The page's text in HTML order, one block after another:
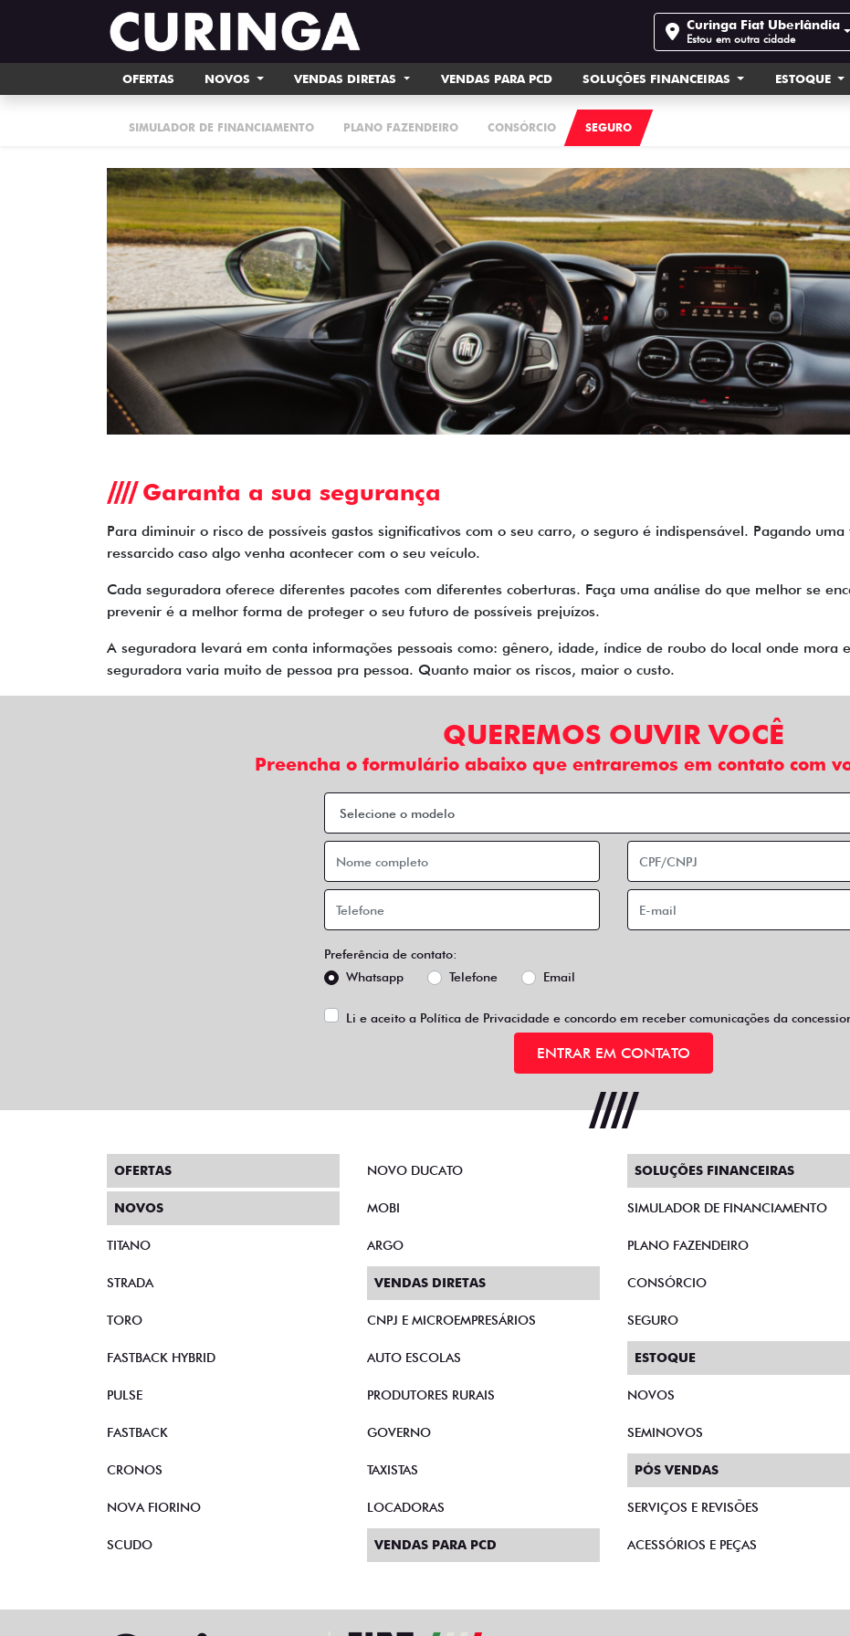
Curinga Fiat Uberlândia
Estou em outra cidade
OFERTAS NOVOS VENDAS DIRETAS VENDAS PARA PCD SOLUÇÕES FINANCEIRAS ESTOQUE
SIMULADOR DE FINANCIAMENTO PLANO FAZENDEIRO CONSÓRCIO SEGURO
Garanta a sua segurança
Para diminuir o risco de possíveis gastos significativos com o seu carro, o seguro é indispensável. Pagando
ressarcido caso algo venha acontecer com o seu veículo.
Cada seguradora oferece diferentes pacotes com diferentes coberturas. Faça uma análise do que melhor se
prevenir é a melhor forma de proteger o seu futuro de possíveis prejuízos.
A seguradora levará em conta informações pessoais como: gênero, idade, índice de roubo do local onde mora
seguradora varia muito de pessoa pra pessoa. Quanto maior os riscos, maior o custo.
QUEREMOS OUVIR VOCÊ
Preencha o formulário abaixo que entraremos em contato com
Preferência de contato:
Whatsapp
Telefone Email
Li e aceito a Política de Privacidadee concordo em receber comunicações da
ENTRAR EM CONTATO
OFERTAS
NOVOS
TITANO
STRADA
TORO
FASTBACK HYBRID
PULSE
FASTBACK
CRONOS
NOVA FIORINO
SCUDO
NOVO DUCATO
MOBI
ARGO
VENDAS DIRETAS
CNPJ E MICROEMPRESÁRIOS
AUTO ESCOLAS
PRODUTORES RURAIS
GOVERNO
TAXISTAS
LOCADORAS
VENDAS PARA PCD
SOLUÇÕES FINANCEIRAS
SIMULADOR DE FINANCIAMENTO
PLANO FAZENDEIRO
CONSÓRCIO
SEGURO
ESTOQUE
NOVOS
SEMINOVOS
PÓS VENDAS
SERVIÇOS E REVISÕES
ACESSÓRIOS E PEÇAS